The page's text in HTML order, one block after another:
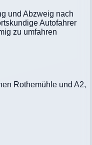
und Abzweig nach
Autofahrer
zu umfahren
Rothemühle und A2,